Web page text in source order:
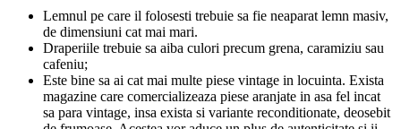
Lemnul pe care il folosesti trebuie sa fie neaparat lemn masiv,
de dimensiuni cat mai mari.
Draperiile trebuie sa aiba culori precum grena, caramiziu sau
cafeniu;
Este bine sa ai cat mai multe piese vintage in locuinta. Exista
magazine care comercializeaza piese aranjate in asa fel incat
sa para vintage, insa exista si variante reconditionate, deosebit